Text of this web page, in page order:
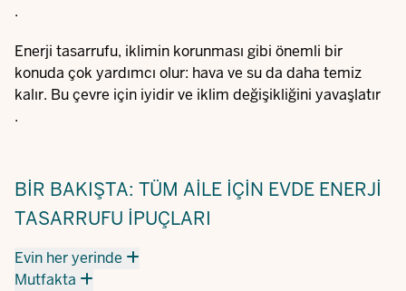
.
Enerji tasarrufu, iklimin korunması gibi önemli bir
konuda çok yardımcı olur: hava ve su da daha temiz
kalır. Bu çevre için iyidir ve iklim değişikliğini yavaşlatır
.
BIR BAKIŞTA: TÜM AILE IÇIN EVDE ENERJI
TASARRUFU IPUÇLARI
Evin her yerinde
Mutfakta